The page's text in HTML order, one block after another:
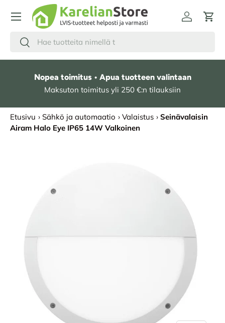
HYPPÄÄ SISÄLTÖÖN
Hae
Etsi
Kirjaudu
Nopea toimitus • Apua tuotteen valintaan
Maksuton toimitus yli 250 €:n tilauksiin
Etusivu › Sähkö ja automaatio › Valaistus › Seinävalaisin
Airam Halo Eye IP65 14W Valkoinen